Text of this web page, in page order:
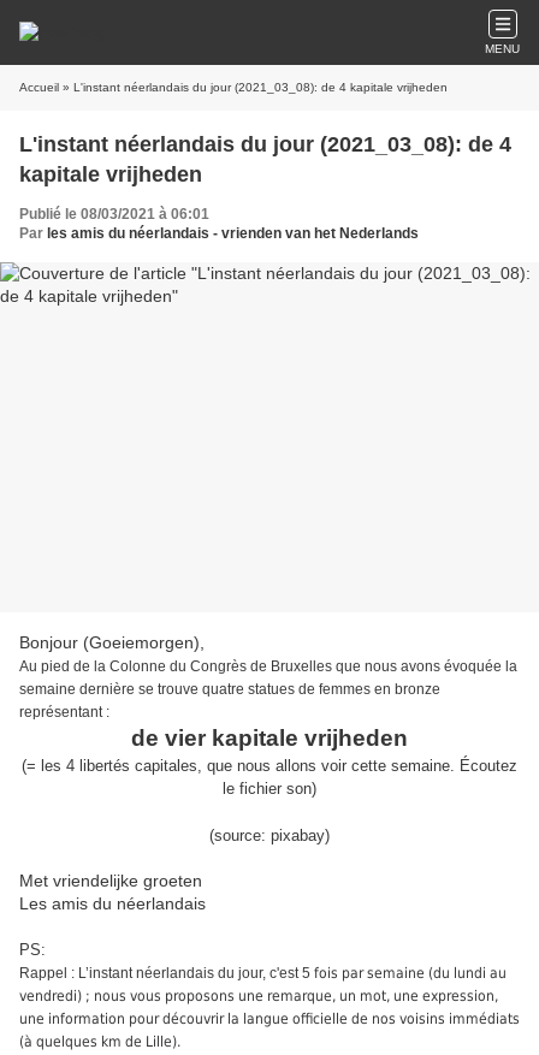
MENU
Accueil » L'instant néerlandais du jour (2021_03_08): de 4 kapitale vrijheden
L'instant néerlandais du jour (2021_03_08): de 4
kapitale vrijheden
Publié le 08/03/2021 à 06:01
Par les amis du néerlandais - vrienden van het Nederlands
Bonjour (Goeiemorgen),
Au pied de la Colonne du Congrès de Bruxelles que nous avons évoquée la
semaine dernière se trouve quatre statues de femmes en bronze
représentant :
de vier kapitale vrijheden
(= les 4 libertés capitales, que nous allons voir cette semaine. Écoutez
le fichier son)
(source: pixabay)
Met vriendelijke groeten
Les amis du néerlandais
PS:
Rappel : L’instant néerlandais du jour, c'est 5 fois par semaine (du lundi au
vendredi) ; nous vous proposons une remarque, un mot, une expression,
une information pour découvrir la langue officielle de nos voisins immédiats
(à quelques km de Lille).